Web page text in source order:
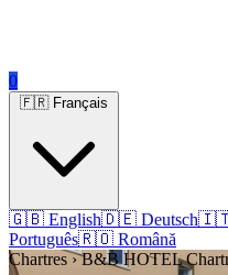
0
🇬🇧 English🇩🇪 Deutsch🇮🇹
Português🇷🇴 Română
Chartres › B&B HOTEL